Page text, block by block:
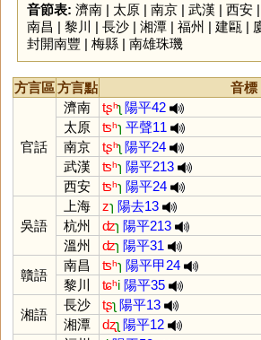
音節表: 濟南| 太原| 南京| 武漢 | 西安|
南昌 | 黎川 | 長沙| 湘潭| 福州 | 建甌 |
封開南豐 | 梅縣| 南雄珠璣
方言區方言點 音標
官話
濟南 tʂʰʅ 陽平42
太原
ʦʰɿ 平聲11
南京
tʂʰʅ 陽平24
武漢
ʦʰɿ 陽平213
西安
ʦʰɿ 陽平24
吳語
上海 zɿ 陽去13
杭州
ʣɿ 陽平213
溫州
ʣɿ 陽平31
贛語
南昌 ʦʰɿ 陽平甲24
黎川
ʨʰi 陽平35
湘語
長沙 tʂʅ 陽平13
湘潭
dʐʅ 陽平12